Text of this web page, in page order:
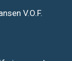
V.O.F.